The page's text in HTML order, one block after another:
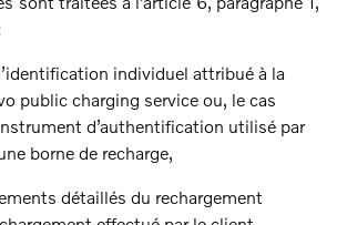
individuel attribué à la
public charging service ou, le cas
d’authentification utilisé par
borne de recharge,
détaillés du rechargement